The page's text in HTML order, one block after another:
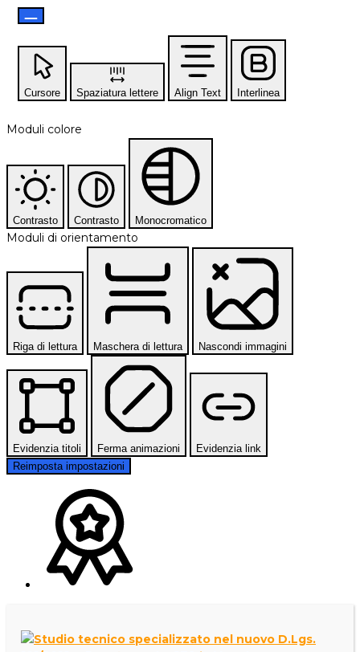
Cursore Spaziatura lettere Align Text Interlinea
Moduli colore
Contrasto Contrasto Monocromatico
Moduli di orientamento
Riga di lettura Maschera di lettura Nascondi immagini
Evidenzia titoli Ferma animazioni
Evidenzia link
Reimposta impostazioni